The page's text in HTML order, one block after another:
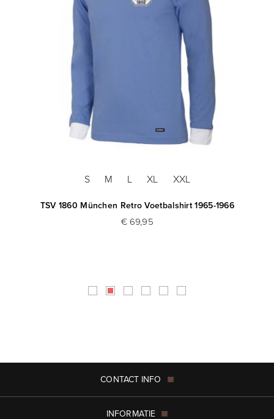
S M L XL XXL
TSV 1860 München Retro Voetbalshirt 1965-1966
€ 69,95
CONTACT INFO
INFORMATIE